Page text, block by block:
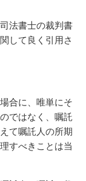
法書士の裁判書
して良く引用さ
合に、唯単にそ
ではなく、嘱託
て嘱託人の所期
すべきことは当